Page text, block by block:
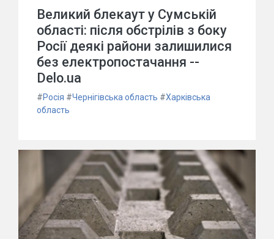
Великий блекаут у Сумській
області: після обстрілів з боку
Росії деякі райони залишилися
без електропостачання --
Delo.ua
#Росія #Чернігівська область #Харківська
область